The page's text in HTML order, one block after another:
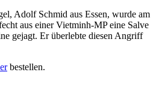
Adolf Schmid aus Essen, wurde am
aus einer Vietminh-MP eine Salve
gejagt. Er überlebte diesen Angriff
bestellen.